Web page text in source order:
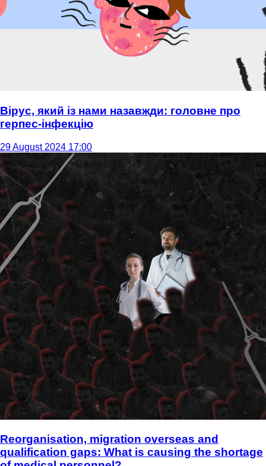
Вірус, який із нами назавжди: головне про
герпес-інфекцію
29 August 2024 17:00
Reorganisation, migration overseas and
qualification gaps: What is causing the shortage